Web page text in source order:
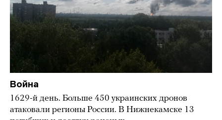
Война
1629-й день. Больше 450 украинских дронов
атаковали регионы России. В Нижнекамске 13